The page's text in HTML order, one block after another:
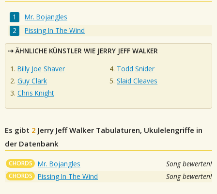
Mr. Bojangles
Pissing In The Wind
ÄHNLICHE KÜNSTLER WIE JERRY JEFF WALKER
Billy Joe Shaver
Guy Clark
Chris Knight
Todd Snider
Slaid Cleaves
Es gibt 2 Jerry Jeff Walker Tabulaturen, Ukulelengriffe in
der Datenbank
CHORDS Mr. Bojangles Song bewerten!
CHORDS Pissing In The Wind Song bewerten!